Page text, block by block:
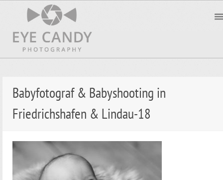
Babyfotograf & Babyshooting in
Friedrichshafen & Lindau-18